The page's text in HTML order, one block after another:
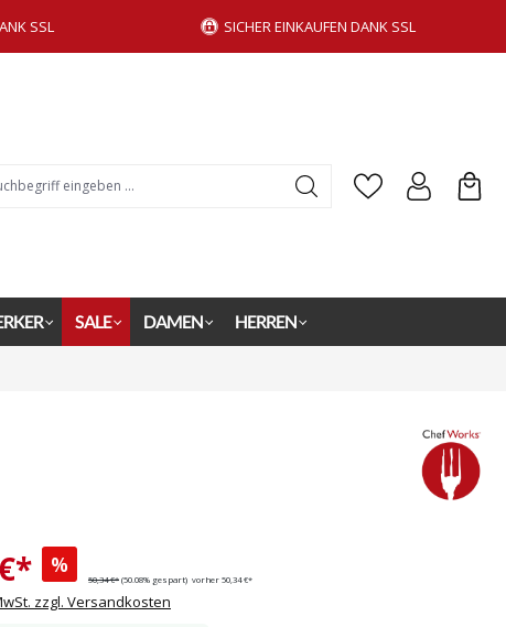
SSL SICHER EINKAUFEN DANK SSL
SALE DAMEN HERREN
%
50,34 €* (50.08% gespart) vorher 50,34 €*
zzgl. Versandkosten